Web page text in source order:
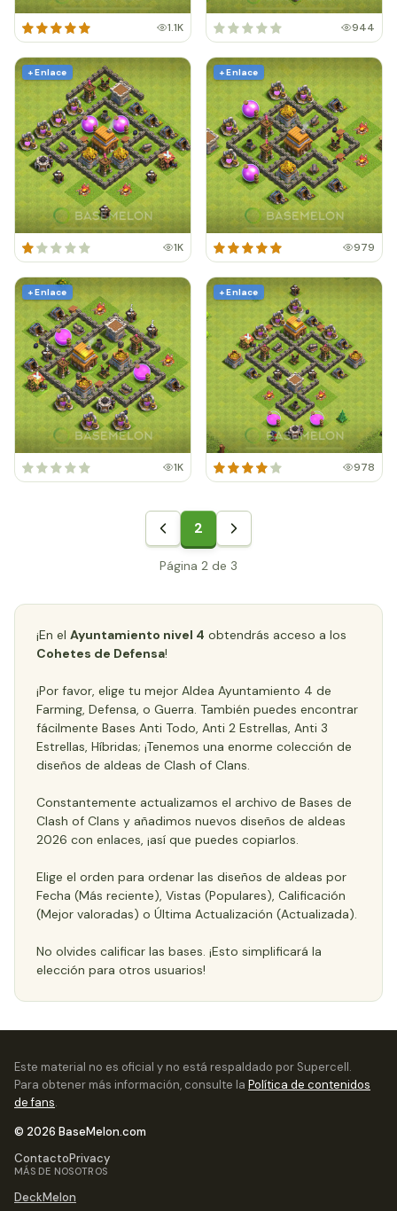
1.1K 944
+ Enlace
1K
+ Enlace
979
+ Enlace
1K
+ Enlace
978
2
Página 2 de 3
¡En el Ayuntamiento nivel 4 obtendrás acceso a los
Cohetes de Defensa!
¡Por favor, elige tu mejor Aldea Ayuntamiento 4 de
Farming, Defensa, o Guerra. También puedes encontrar
fácilmente Bases Anti Todo, Anti 2 Estrellas, Anti 3
Estrellas, Híbridas; ¡Tenemos una enorme colección de
diseños de aldeas de Clash of Clans.
Constantemente actualizamos el archivo de Bases de
Clash of Clans y añadimos nuevos diseños de aldeas
2026 con enlaces, ¡así que puedes copiarlos.
Elige el orden para ordenar las diseños de aldeas por
Fecha (Más reciente), Vistas (Populares), Calificación
(Mejor valoradas) o Última Actualización (Actualizada).
No olvides calificar las bases. ¡Esto simplificará la
elección para otros usuarios!
Este material no es oficial y no está respaldado por Supercell.
Para obtener más información, consulte la Política de contenidos
de fans.
© 2026 BaseMelon.com
ContactoPrivacy
MÁS DE NOSOTROS
DeckMelon